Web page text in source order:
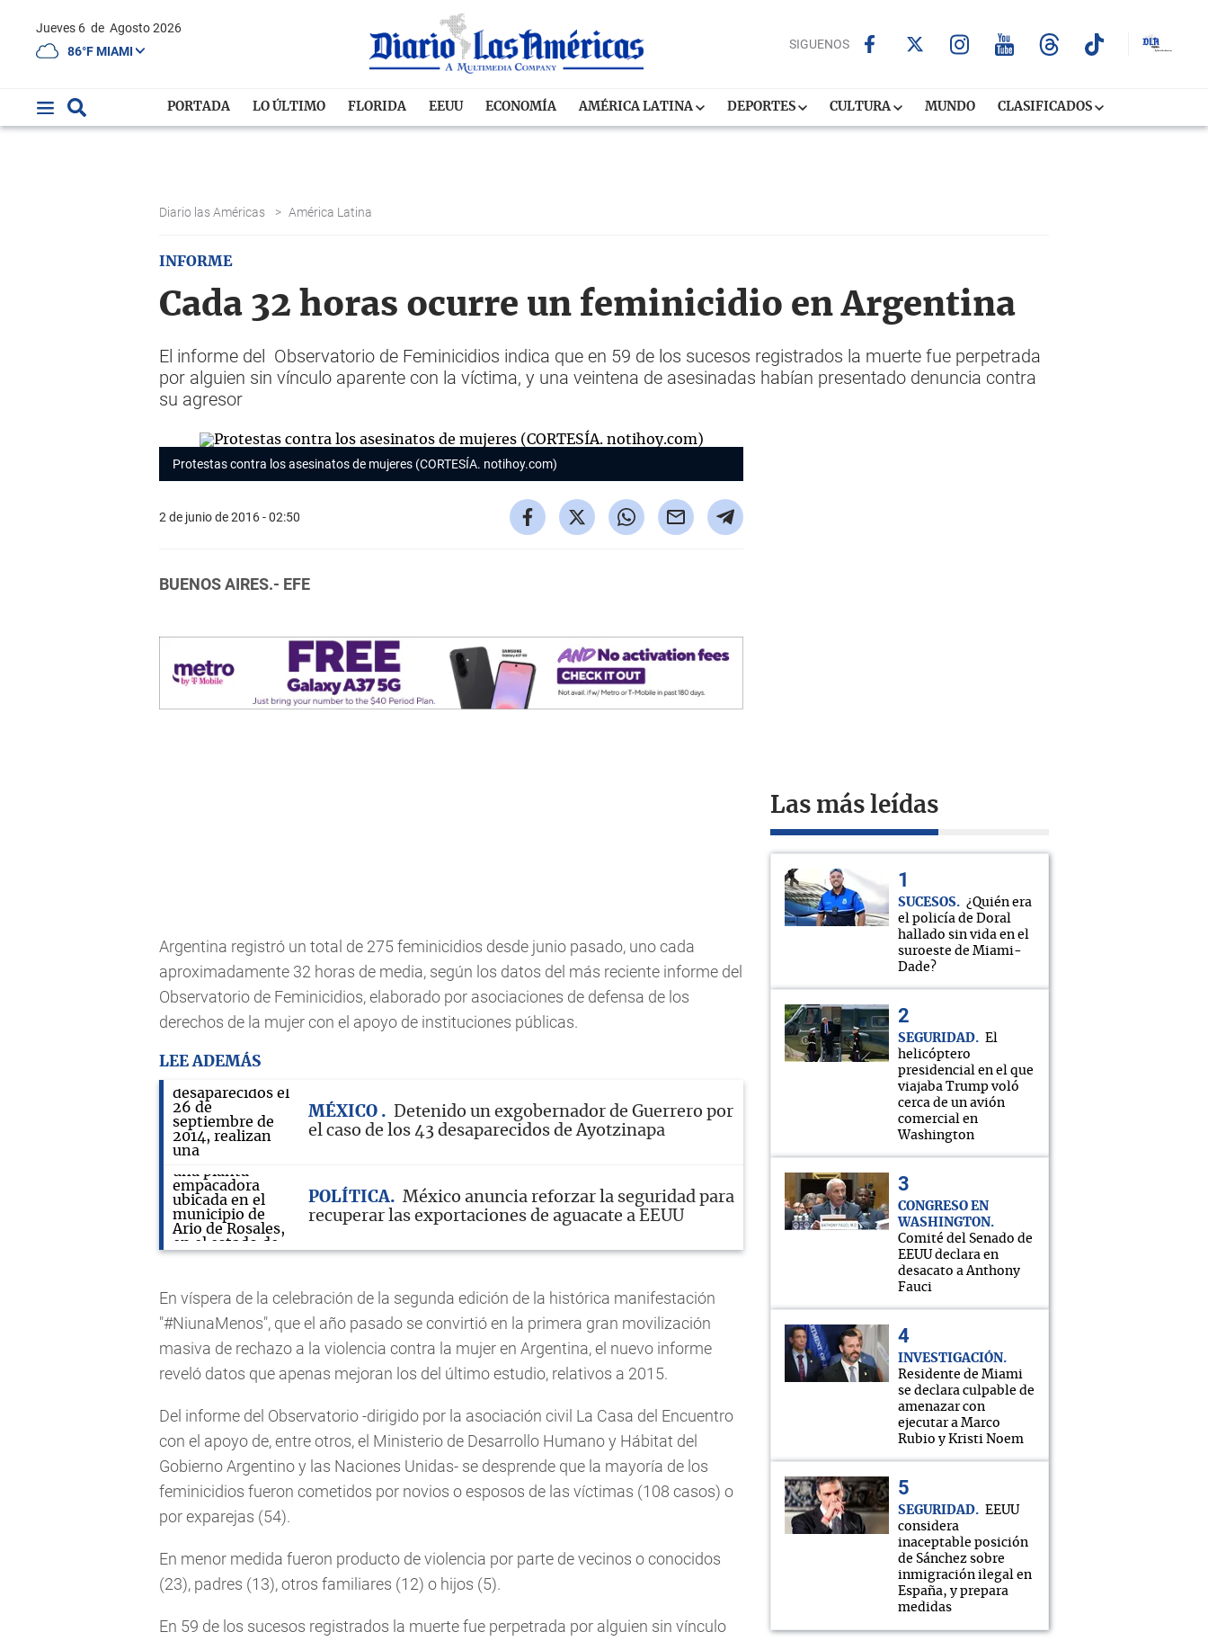
Jueves 6 de Agosto 2026
86°F MIAMI
SIGUENOS
PORTADA LO ÚLTIMO FLORIDA EEUU ECONOMÍA AMÉRICA LATINA DEPORTES CULTURA MUNDO CLASIFICADOS
Diario las Américas > América Latina
INFORME
Cada 32 horas ocurre un feminicidio en Argentina
El informe del Observatorio de Feminicidios indica que en 59 de los sucesos registrados la muerte fue perpetrada
por alguien sin vínculo aparente con la víctima, y una veintena de asesinadas habían presentado denuncia contra
su agresor
Protestas contra los asesinatos de mujeres (CORTESÍA. notihoy.com)
2 de junio de 2016 - 02:50
BUENOS AIRES.- EFE
Argentina registró un total de 275 feminicidios desde junio pasado, uno cada
aproximadamente 32 horas de media, según los datos del más reciente informe del
Observatorio de Feminicidios, elaborado por asociaciones de defensa de los
derechos de la mujer con el apoyo de instituciones públicas.
LEE ADEMÁS
MÉXICO
Detenido un exgobernador de Guerrero por
el caso de los 43 desaparecidos de Ayotzinapa
POLÍTICA
México anuncia reforzar la seguridad para
recuperar las exportaciones de aguacate a EEUU
En víspera de la celebración de la segunda edición de la histórica manifestación
"#NiunaMenos", que el año pasado se convirtió en la primera gran movilización
masiva de rechazo a la violencia contra la mujer en Argentina, el nuevo informe
reveló datos que apenas mejoran los del último estudio, relativos a 2015.
Del informe del Observatorio -dirigido por la asociación civil La Casa del Encuentro
con el apoyo de, entre otros, el Ministerio de Desarrollo Humano y Hábitat del
Gobierno Argentino y las Naciones Unidas- se desprende que la mayoría de los
feminicidios fueron cometidos por novios o esposos de las víctimas (108 casos) o
por exparejas (54).
En menor medida fueron producto de violencia por parte de vecinos o conocidos
(23), padres (13), otros familiares (12) o hijos (5).
En 59 de los sucesos registrados la muerte fue perpetrada por alguien sin vínculo
Las más leídas
SUCESOS
¿Quién era
el policía de Doral
hallado sin vida en el
suroeste de Miami-
Dade?
SEGURIDAD
El
helicóptero
presidencial en el que
viajaba Trump voló
cerca de un avión
comercial en
Washington
CONGRESO EN
WASHINGTON
Comité del Senado de
EEUU declara en
desacato a Anthony
Fauci
INVESTIGACIÓN
Residente de Miami
se declara culpable de
amenazar con
ejecutar a Marco
Rubio y Kristi Noem
SEGURIDAD
EEUU
considera
inaceptable posición
de Sánchez sobre
inmigración ilegal en
España, y prepara
medidas